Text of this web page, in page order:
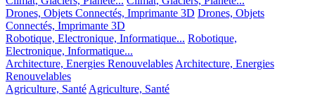
Drones, Objets Connectés, Imprimante 3D Drones, Objets
Connectés, Imprimante 3D
Robotique, Electronique, Informatique... Robotique,
Electronique, Informatique...
Architecture, Energies RenouvelablesArchitecture, Energies
Renouvelables
Agriculture, SantéAgriculture, Santé